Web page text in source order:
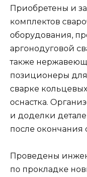
Приобретены и
комплектов
оборудования,
аргонодуговой
также
позиционеры
сварке
оснастка.
и доделки
после окончания
Проведены
по прокладке